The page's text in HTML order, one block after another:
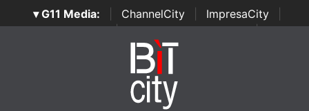
▾ G11 Media: ChannelCity ImpresaCity
SecurityOpenLab | Italian Channel Awards | Italian
Italian Security Awards